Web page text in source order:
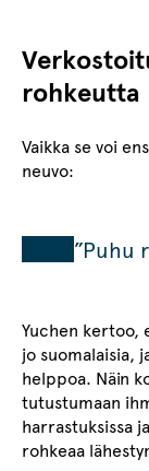
rohkeutta
Vaikka se voi
neuvo:
”Puhu
Yuchen kertoo,
jo suomalaisia,
helppoa. Näin
tutustumaan
harrastuksissa
rohkeaa